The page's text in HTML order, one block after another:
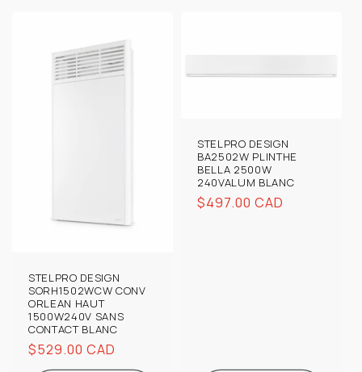
STELPRO DESIGN
SORH1502WCW CONV
ORLEAN HAUT
1500W240V SANS
CONTACT BLANC
Prix
$529.00 CAD
STELPRO DESIGN
BA2502W PLINTHE
BELLA 2500W
240VALUM BLANC
Prix
$497.00 CAD